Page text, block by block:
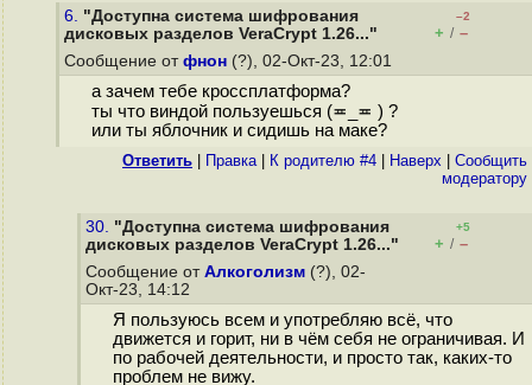
6. "Доступна система шифрования
дисковых разделов VeraCrypt 1.26..."
–2
+ / –
Сообщение от фнон (?), 02-Окт-23, 12:01
а зачем тебе кроссплатформа?
ты что виндой пользуешься (≖_≖ ) ?
или ты яблочник и сидишь на маке?
Ответить Правка| К родителю #4 Наверх
Cообщить
модератору
30. "Доступна система шифрования
дисковых разделов VeraCrypt 1.26..."
+5
+ / –
Сообщение от Алкоголизм (?), 02-
Окт-23, 14:12
Я пользуюсь всем и употребляю всё, что
движется и горит, ни в чём себя не ограничивая. И
по рабочей деятельности, и просто так, каких-то
проблем не вижу.